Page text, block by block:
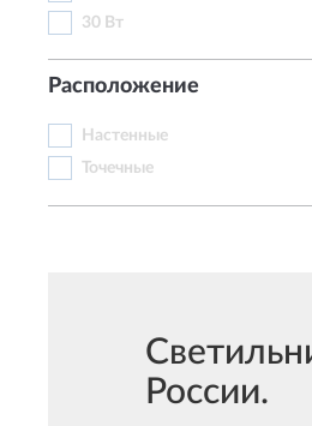
30 Вт
Расположение
Настенные
Точечные
России.